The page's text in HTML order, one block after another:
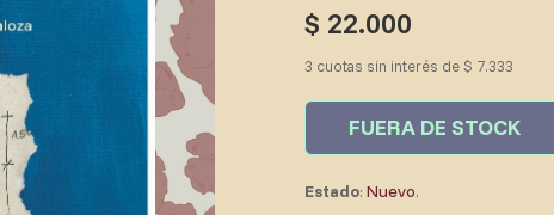
$ 22.000
3 cuotas sin interés de $ 7.333
FUERA DE STOCK
Estado: Nuevo.